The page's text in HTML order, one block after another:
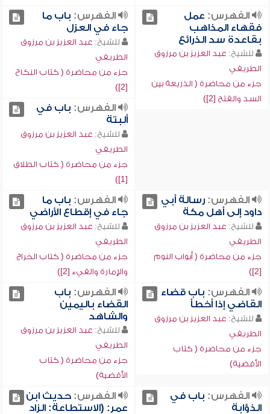
الفهرس: عمل
فقهاء المذاهب
بقاعدة سد الذرائع
للشيخ: عبد العزيز بن مرزوق
الطريفي
جزء من محاضرة ( الذريعة بين
السد والفتح [2])
الفهرس: باب ما
جاء في العزل
للشيخ: عبد العزيز بن مرزوق
الطريفي
جزء من محاضرة ( كتاب النكاح
[2])
الفهرس: باب في
ألبتة
للشيخ: عبد العزيز بن مرزوق
الطريفي
جزء من محاضرة ( كتاب الطلاق
[1])
الفهرس:رسالة أبي
داود إلى أهل مكة
للشيخ: عبد العزيز بن مرزوق
الطريفي
جزء من محاضرة ( أبواب النوم
[2])
الفهرس: باب ما
جاء في إقطاع الأراضي
للشيخ: عبد العزيز بن مرزوق
الطريفي
جزء من محاضرة ( كتاب الخراج
والإمارة والفيء [2])
الفهرس: باب قضاء
القاضي إذا أخطأ
للشيخ: عبد العزيز بن مرزوق
الطريفي
جزء من محاضرة ( كتاب
الأقضية)
الفهرس: باب
القضاء باليمين
والشاهد
للشيخ: عبد العزيز بن مرزوق
الطريفي
جزء من محاضرة ( كتاب
الأقضية)
الفهرس: باب في
الذؤابة
الفهرس:حديث ابن
عمر: (الاستطاعة: الزاد